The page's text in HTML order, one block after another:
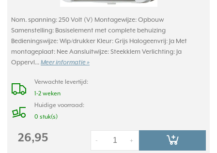
Nom. spanning: 250 Volt (V) Montagewijze: Opbouw
Samenstelling: Basiselement met complete behuizing
Bedieningswijze: Wip/drukker Kleur: Grijs Halogeenvrij: Ja Met
montageplaat: Nee Aansluitwijze: Steekklem Verlichting: Ja
Oppervl... Meer informatie »
Verwachte levertijd:
1-2 weken
Huidige voorraad:
0 stuk(s)
26,95 +
-